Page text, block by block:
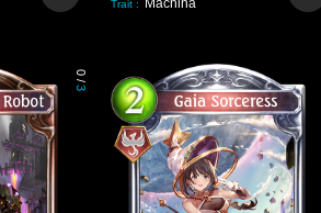
Trait : Machina
0
/
3